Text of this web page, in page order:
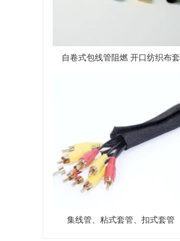
自卷式包线管阻燃 开口纺织布套
集线管、粘式套管、扣式套管